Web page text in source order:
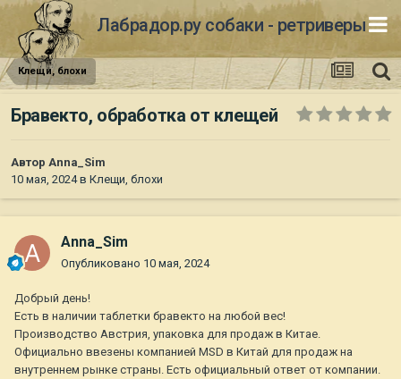
Лабрадор.ру собаки - ретриверы
Клещи, блохи
Бравекто, обработка от клещей
Автор Anna_Sim
10 мая, 2024в Клещи, блохи
Anna_Sim
Опубликовано 10 мая, 2024
Добрый день!
Есть в наличии таблетки бравекто на любой вес!
Производство Австрия, упаковка для продаж в Китае.
Официально ввезены компанией MSD в Китай для продаж на
внутреннем рынке страны. Есть официальный ответ от компании.